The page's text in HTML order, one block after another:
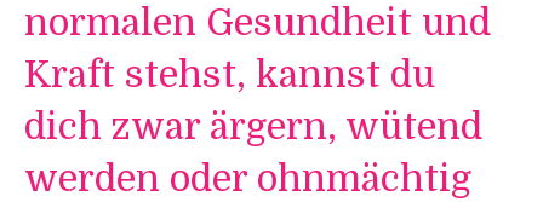
normalen Gesundheit und
Kraft stehst, kannst du
dich zwar ärgern, wütend
werden oder ohnmächtig